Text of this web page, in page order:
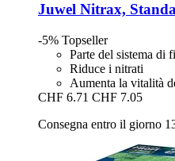
Juwel Nitrax,
-5% Topseller
Parte del sistema di
Riduce i nitrati
Aumenta la vitalità
CHF 6.71 CHF 7.05
Consegna entro il giorno